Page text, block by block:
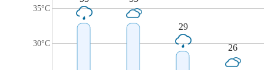
35°C
30°C
29
26